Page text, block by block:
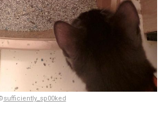
sufficiently_sp00ked